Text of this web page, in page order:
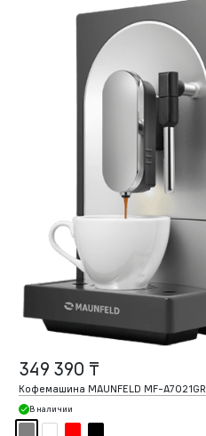
349 390 ₸
Кофемашина MAUNFELD MF-A7021GR
В наличии